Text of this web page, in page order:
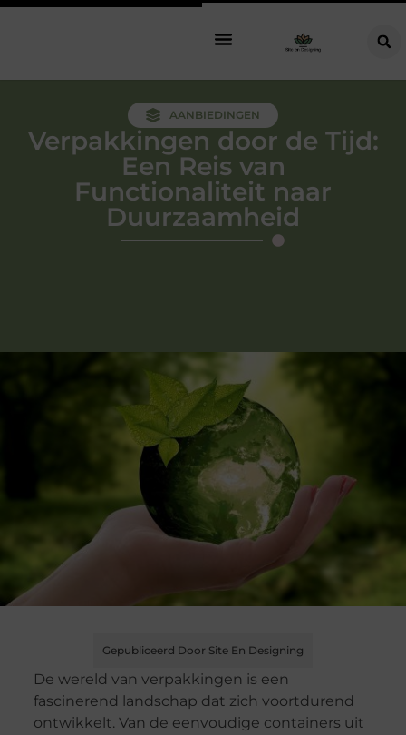
AANBIEDINGEN
Verpakkingen door de Tijd:
Een Reis van
Functionaliteit naar
Duurzaamheid
Gepubliceerd Door Site En Designing
De wereld van verpakkingen is een
fascinerend landschap dat zich voortdurend
ontwikkelt. Van de eenvoudige containers uit